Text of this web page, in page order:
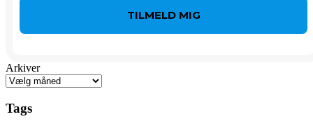
Arkiver
Tags